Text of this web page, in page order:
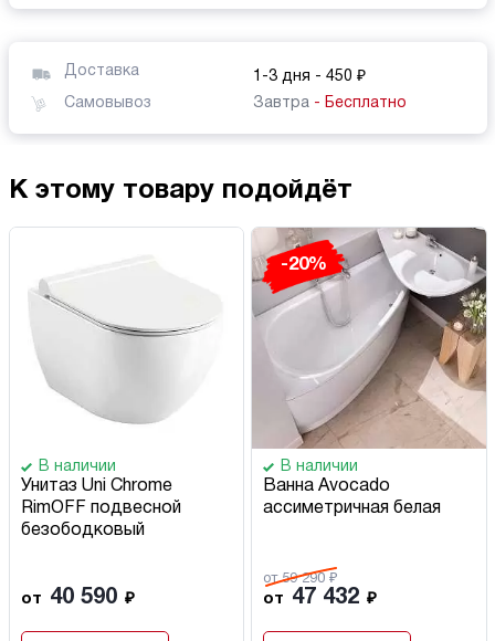
Доставка 1-3 дня - 450 ₽
Самовывоз
Завтра - Бесплатно
К этому товару подойдёт
В наличии
Унитаз Uni Chrome
RimOFF подвесной
безободковый
от 40 590 ₽
-20%
В наличии
Ванна Avocado
ассиметричная белая
от 59 290 ₽
от 47 432 ₽